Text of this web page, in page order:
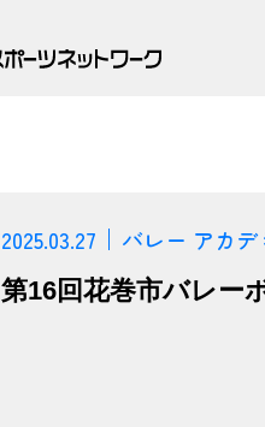
2025.03.27 バレー アカデ
第16回花巻市バレー